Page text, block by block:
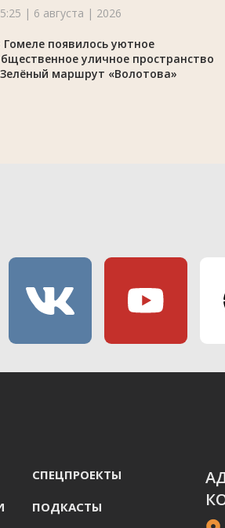
| 6 августа | 2026
Гомеле появилось уютное
уличное пространство
маршрут «Волотова»
СПЕЦПРОЕКТЫ
ПОДКАСТЫ